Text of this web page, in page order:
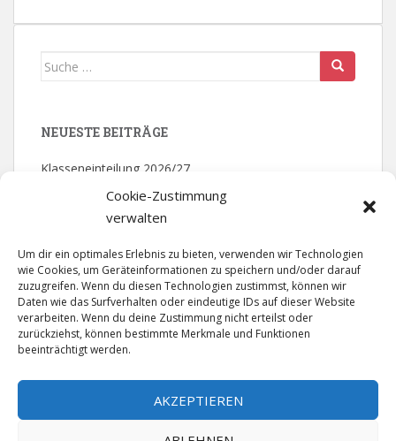
Cookie-Zustimmung
verwalten
Um dir ein optimales Erlebnis zu bieten, verwenden wir Technologien
wie Cookies, um Geräteinformationen zu speichern und/oder darauf
zuzugreifen. Wenn du diesen Technologien zustimmst, können wir
Daten wie das Surfverhalten oder eindeutige IDs auf dieser Website
verarbeiten. Wenn du deine Zustimmung nicht erteilst oder
zurückziehst, können bestimmte Merkmale und Funktionen
beeinträchtigt werden.
AKZEPTIEREN
Suche nach:
NEUESTE BEITRÄGE
Klasseneinteilung 2026/27
Mathematik – Olympiade: 2. Platz
Theater der Jugend – Abschlussfahrt
Gütesiegel „Singende klingende Schule“ in Gold
NEUESTE KOMMENTARE